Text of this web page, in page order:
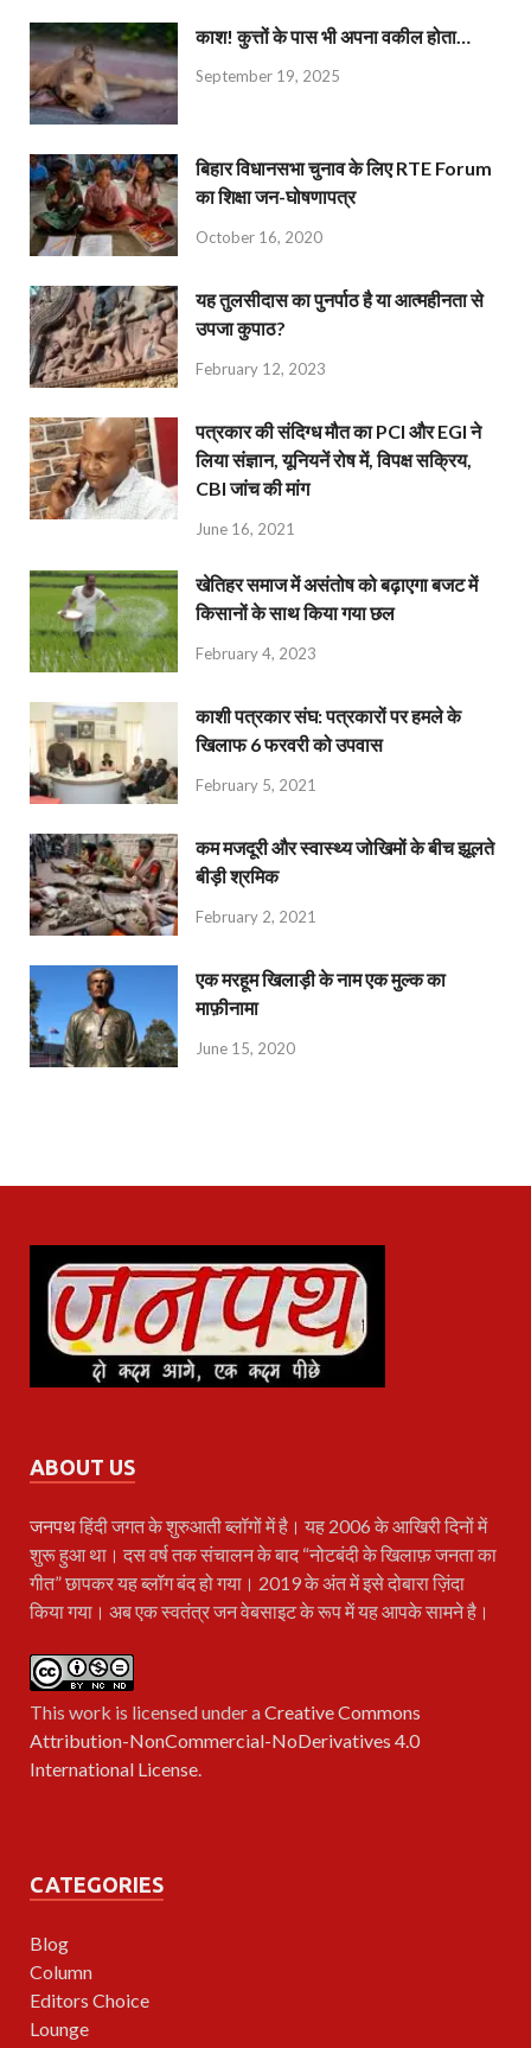
काश! कुत्तों के पास भी अपना वकील होता…
September 19, 2025
बिहार विधानसभा चुनाव के लिए RTE Forum
का शिक्षा जन-घोषणापत्र
October 16, 2020
यह तुलसीदास का पुनर्पाठ है या आत्महीनता से
उपजा कुपाठ?
February 12, 2023
पत्रकार की संदिग्ध मौत का PCI और EGI ने
लिया संज्ञान, यूनियनें रोष में, विपक्ष सक्रिय,
CBI जांच की मांग
June 16, 2021
खेतिहर समाज में असंतोष को बढ़ाएगा बजट में
किसानों के साथ किया गया छल
February 4, 2023
काशी पत्रकार संघ: पत्रकारों पर हमले के
खिलाफ 6 फरवरी को उपवास
February 5, 2021
कम मजदूरी और स्वास्थ्य जोखिमों के बीच झूलते
बीड़ी श्रमिक
February 2, 2021
एक मरहूम खिलाड़ी के नाम एक मुल्क का
माफ़ीनामा
June 15, 2020
ABOUT US
जनपथहिंदी जगत के शुरुआती ब्लॉगों में है। यह 2006 के आखिरी दिनों में
शुरू हुआ था। दस वर्ष तक संचालन के बाद “नोटबंदी के खिलाफ़ जनता का
गीत” छापकर यह ब्लॉग बंद हो गया। 2019 के अंत में इसे दोबारा ज़िंदा
किया गया। अब एक स्वतंत्र जन वेबसाइट के रूप में यह आपके सामने है।
This work is licensed under aCreative Commons
Attribution-NonCommercial-NoDerivatives 4.0
International License.
CATEGORIES
Blog
Column
Editors Choice
Lounge